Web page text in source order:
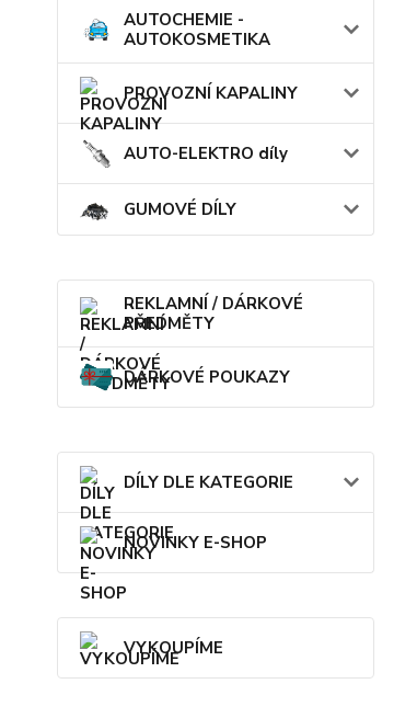
AUTOCHEMIE -
AUTOKOSMETIKA
PROVOZNÍ KAPALINY
AUTO-ELEKTRO díly
GUMOVÉ DÍLY
REKLAMNÍ / DÁRKOVÉ
PŘEDMĚTY
DÁRKOVÉ POUKAZY
DÍLY DLE KATEGORIE
NOVINKY E-SHOP
VYKOUPÍME